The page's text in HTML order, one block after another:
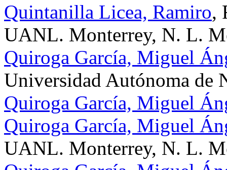
Quintanilla Licea, Ramiro,
UANL. Monterrey, N. L.
Quiroga García, Miguel
Universidad Autónoma de
Quiroga García, Miguel
Quiroga García, Miguel
UANL. Monterrey, N. L.